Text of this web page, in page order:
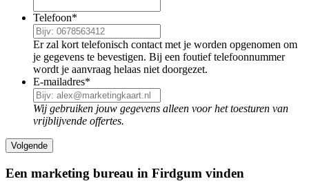
Telefoon*
Er zal kort telefonisch contact met je worden opgenomen om
je gegevens te bevestigen. Bij een foutief telefoonnummer
wordt je aanvraag helaas niet doorgezet.
E-mailadres*
Wij gebruiken jouw gegevens alleen voor het toesturen van
vrijblijvende offertes.
Een marketing bureau in Firdgum vinden